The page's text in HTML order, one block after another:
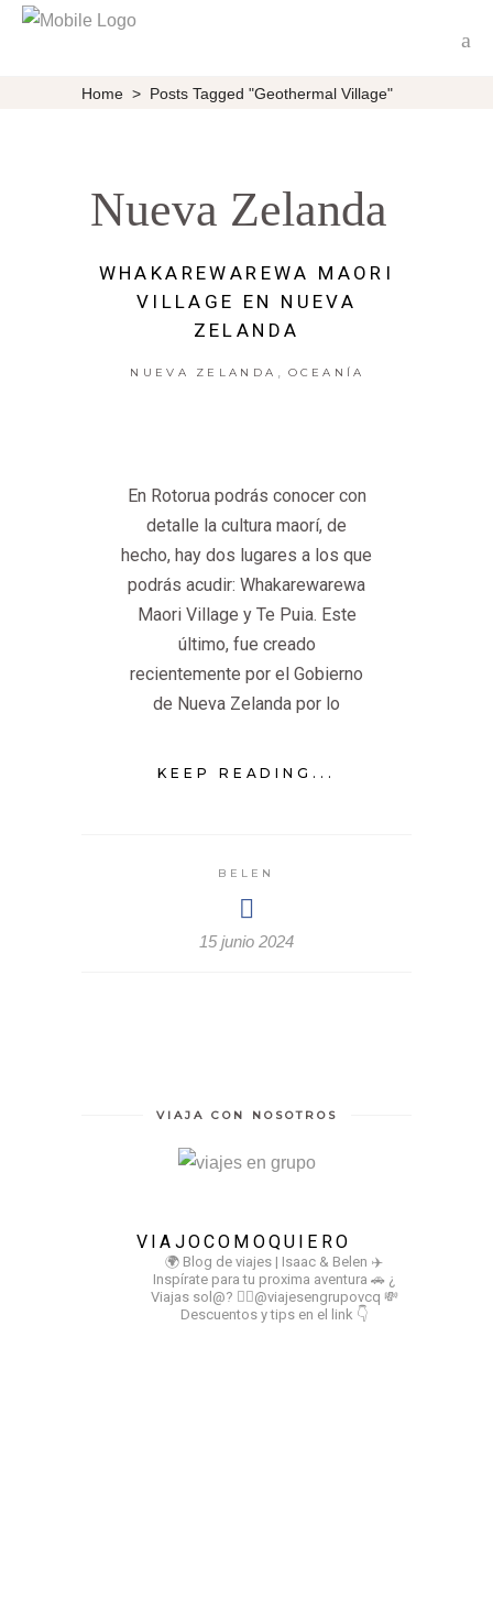
Home > Posts Tagged "Geothermal Village"
Nueva Zelanda
WHAKAREWAREWA MAORI
VILLAGE EN NUEVA
ZELANDA
NUEVA ZELANDA , OCEANÍA
En Rotorua podrás conocer con
detalle la cultura maorí, de
hecho, hay dos lugares a los que
podrás acudir: Whakarewarewa
Maori Village y Te Puia. Este
último, fue creado
recientemente por el Gobierno
de Nueva Zelanda por lo
KEEP READING...
BELEN
15 junio 2024
VIAJA CON NOSOTROS
VIAJOCOMOQUIERO
🌍 Blog de viajes | Isaac & Belen ✈️
Inspírate para tu proxima aventura 🚗 ¿
Viajas sol@? 👉🏻@viajesengrupovcq 💸
Descuentos y tips en el link 👇